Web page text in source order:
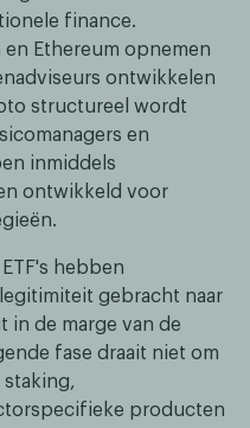
finance.
Ethereum opnemen
ontwikkelen
structureel wordt
en
inmiddels
ontwikkeld voor
hebben
gebracht naar
in de marge van de
fase draait niet om
producten